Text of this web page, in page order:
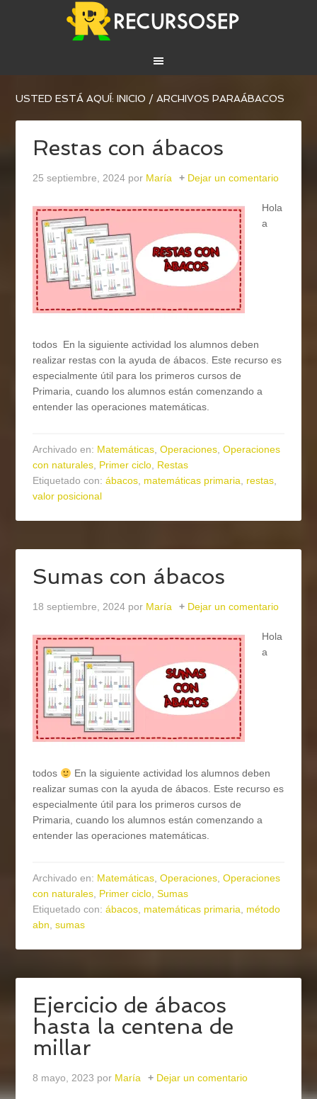
USTED ESTÁ AQUÍ:INICIO / ARCHIVOS PARAÁBACOS
Restas con ábacos
25 septiembre, 2024 por María Dejar un comentario
Hola
a
todos En la siguiente actividad los alumnos deben
realizar restas con la ayuda de ábacos. Este recurso es
especialmente útil para los primeros cursos de
Primaria, cuando los alumnos están comenzando a
entender las operaciones matemáticas.
Archivado en: Matemáticas,Operaciones,Operaciones
con naturales, Primer ciclo, Restas
Etiquetado con:ábacos, matemáticas primaria, restas,
valor posicional
Sumas con ábacos
18 septiembre, 2024 por María Dejar un comentario
Hola
a
todos
En la siguiente actividad los alumnos deben
realizar sumas con la ayuda de ábacos. Este recurso es
especialmente útil para los primeros cursos de
Primaria, cuando los alumnos están comenzando a
entender las operaciones matemáticas.
Archivado en: Matemáticas,Operaciones,Operaciones
con naturales, Primer ciclo,Sumas
Etiquetado con:ábacos, matemáticas primaria, método
abn,sumas
Ejercicio de ábacos
hasta la centena de
millar
8 mayo, 2023 por María Dejar un comentario